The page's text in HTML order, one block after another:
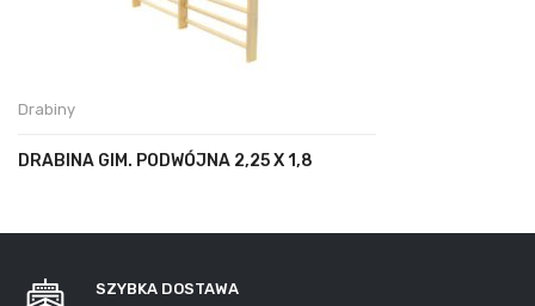
Drabiny
DRABINA GIM. PODWÓJNA 2,25 X 1,8
SZYBKA DOSTAWA